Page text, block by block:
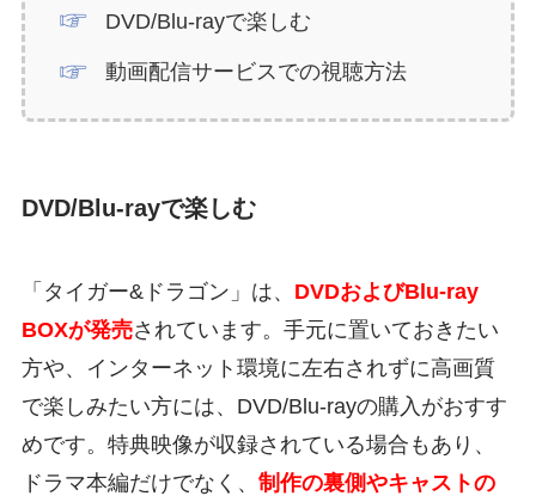
DVD/Blu-rayで楽しむ
動画配信サービスでの視聴方法
DVD/Blu-rayで楽しむ
「タイガー&ドラゴン」は、 DVDおよびBlu-ray
BOXが発売されています。手元に置いておきたい
方や、インターネット環境に左右されずに高画質
で楽しみたい方には、DVD/Blu-rayの購入がおすす
めです。特典映像が収録されている場合もあり、
ドラマ本編だけでなく、 制作の裏側やキャストの